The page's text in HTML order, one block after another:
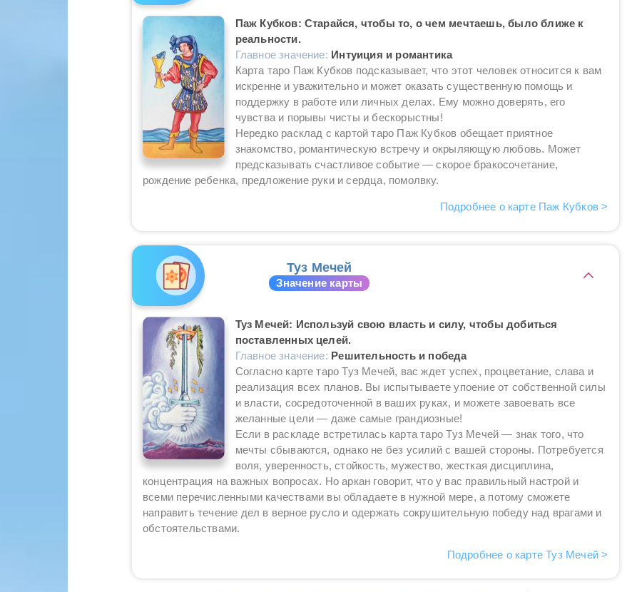
Паж Кубков: Старайся, чтобы то, о чем мечтаешь, было ближе к
реальности.
Главное значение: Интуиция и романтика
Карта таро Паж Кубков подсказывает, что этот человек относится к вам
искренне и уважительно и может оказать существенную помощь и
поддержку в работе или личных делах. Ему можно доверять, его
чувства и порывы чисты и бескорыстны!
Нередко расклад с картой таро Паж Кубков обещает приятное
знакомство, романтическую встречу и окрыляющую любовь. Может
предсказывать счастливое событие — скорое бракосочетание,
рождение ребенка, предложение руки и сердца, помолвку.
Подробнее о карте Паж Кубков >
Туз Мечей
Значение карты
Туз Мечей: Используй свою власть и силу, чтобы добиться
поставленных целей.
Главное значение: Решительность и победа
Согласно карте таро Туз Мечей, вас ждет успех, процветание, слава и
реализация всех планов. Вы испытываете упоение от собственной силы
и власти, сосредоточенной в ваших руках, и можете завоевать все
желанные цели — даже самые грандиозные!
Если в раскладе встретилась карта таро Туз Мечей — знак того, что
мечты сбываются, однако не без усилий с вашей стороны. Потребуется
воля, уверенность, стойкость, мужество, жесткая дисциплина,
концентрация на важных вопросах. Но аркан говорит, что у вас правильный настрой и
всеми перечисленными качествами вы обладаете в нужной мере, а потому сможете
направить течение дел в верное русло и одержать сокрушительную победу над врагами и
обстоятельствами.
Подробнее о карте Туз Мечей >